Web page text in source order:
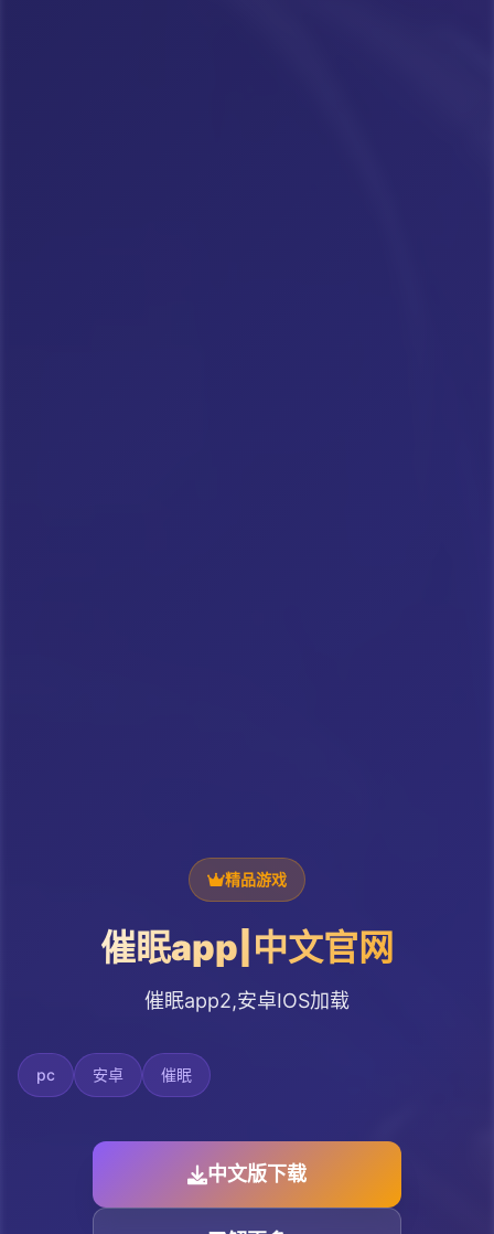
精品游戏
催眠app|中文官网
催眠app2,安卓IOS加载
pc 安卓 催眠
中文版下载